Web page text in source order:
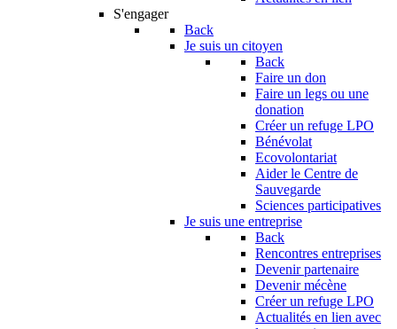
S'engager
Back
Je suis un citoyen
Back
Faire un don
Faire un legs ou une
donation
Créer un refuge LPO
Bénévolat
Ecovolontariat
Aider le Centre de
Sauvegarde
Sciences participatives
Je suis une entreprise
Back
Rencontres entreprises
Devenir partenaire
Devenir mécène
Créer un refuge LPO
Actualités en lien avec